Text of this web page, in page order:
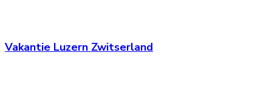
Vakantie Luzern Zwitserland